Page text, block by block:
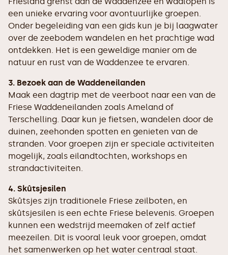
een unieke ervaring voor avontuurlijke groepen.
Onder begeleiding van een gids kun je bij laagwater
over de zeebodem wandelen en het prachtige wad
ontdekken. Het is een geweldige manier om de
natuur en rust van de Waddenzee te ervaren.
3. Bezoek aan de Waddeneilanden
Maak een dagtrip met de veerboot naar een van de
Friese Waddeneilanden zoals Ameland of
Terschelling. Daar kun je fietsen, wandelen door de
duinen, zeehonden spotten en genieten van de
stranden. Voor groepen zijn er speciale activiteiten
mogelijk, zoals eilandtochten, workshops en
strandactiviteiten.
4. Skûtsjesilen
Skûtsjes zijn traditionele Friese zeilboten, en
skûtsjesilen is een echte Friese belevenis. Groepen
kunnen een wedstrijd meemaken of zelf actief
meezeilen. Dit is vooral leuk voor groepen, omdat
het samenwerken op het water centraal staat.